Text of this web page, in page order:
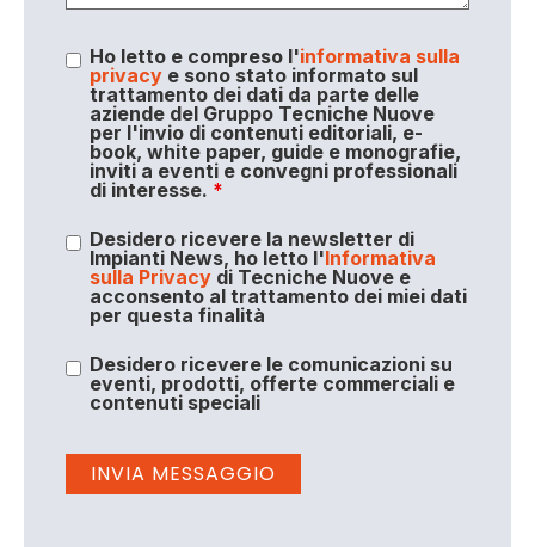
Ho letto e compreso l'informativa sulla
privacye sono stato informato sul
trattamento dei dati da parte delle
aziende del Gruppo Tecniche Nuove
per l'invio di contenuti editoriali, e-
book, white paper, guide e monografie,
inviti a eventi e convegni professionali
di interesse. *
Desidero ricevere la newsletter di
Impianti News, ho letto l'Informativa
sulla Privacydi Tecniche Nuove e
acconsento al trattamento dei miei dati
per questa finalità
Desidero ricevere le comunicazioni su
eventi, prodotti, offerte commerciali e
contenuti speciali